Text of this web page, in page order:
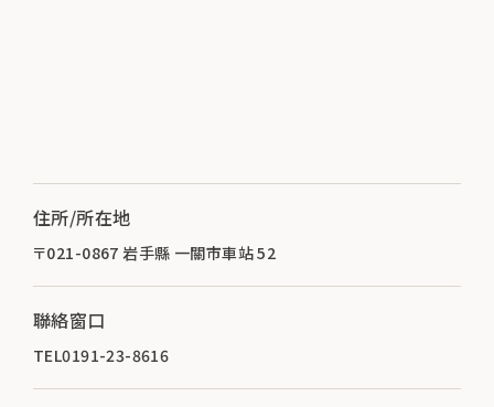
住所/所在地
〒021-0867 岩手縣 一關市車站 52
聯絡窗口
TEL0191-23-8616